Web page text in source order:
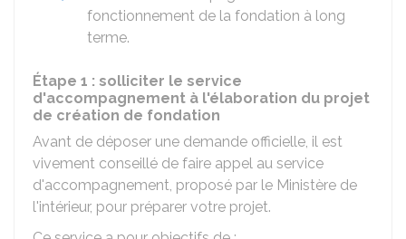
fonctionnement de la fondation à long
terme.
Étape 1 : solliciter le service
d'accompagnement à l'élaboration du projet
de création de fondation
Avant de déposer une demande officielle, il est
vivement conseillé de faire appel au service
d'accompagnement, proposé par le Ministère de
l'intérieur, pour préparer votre projet.